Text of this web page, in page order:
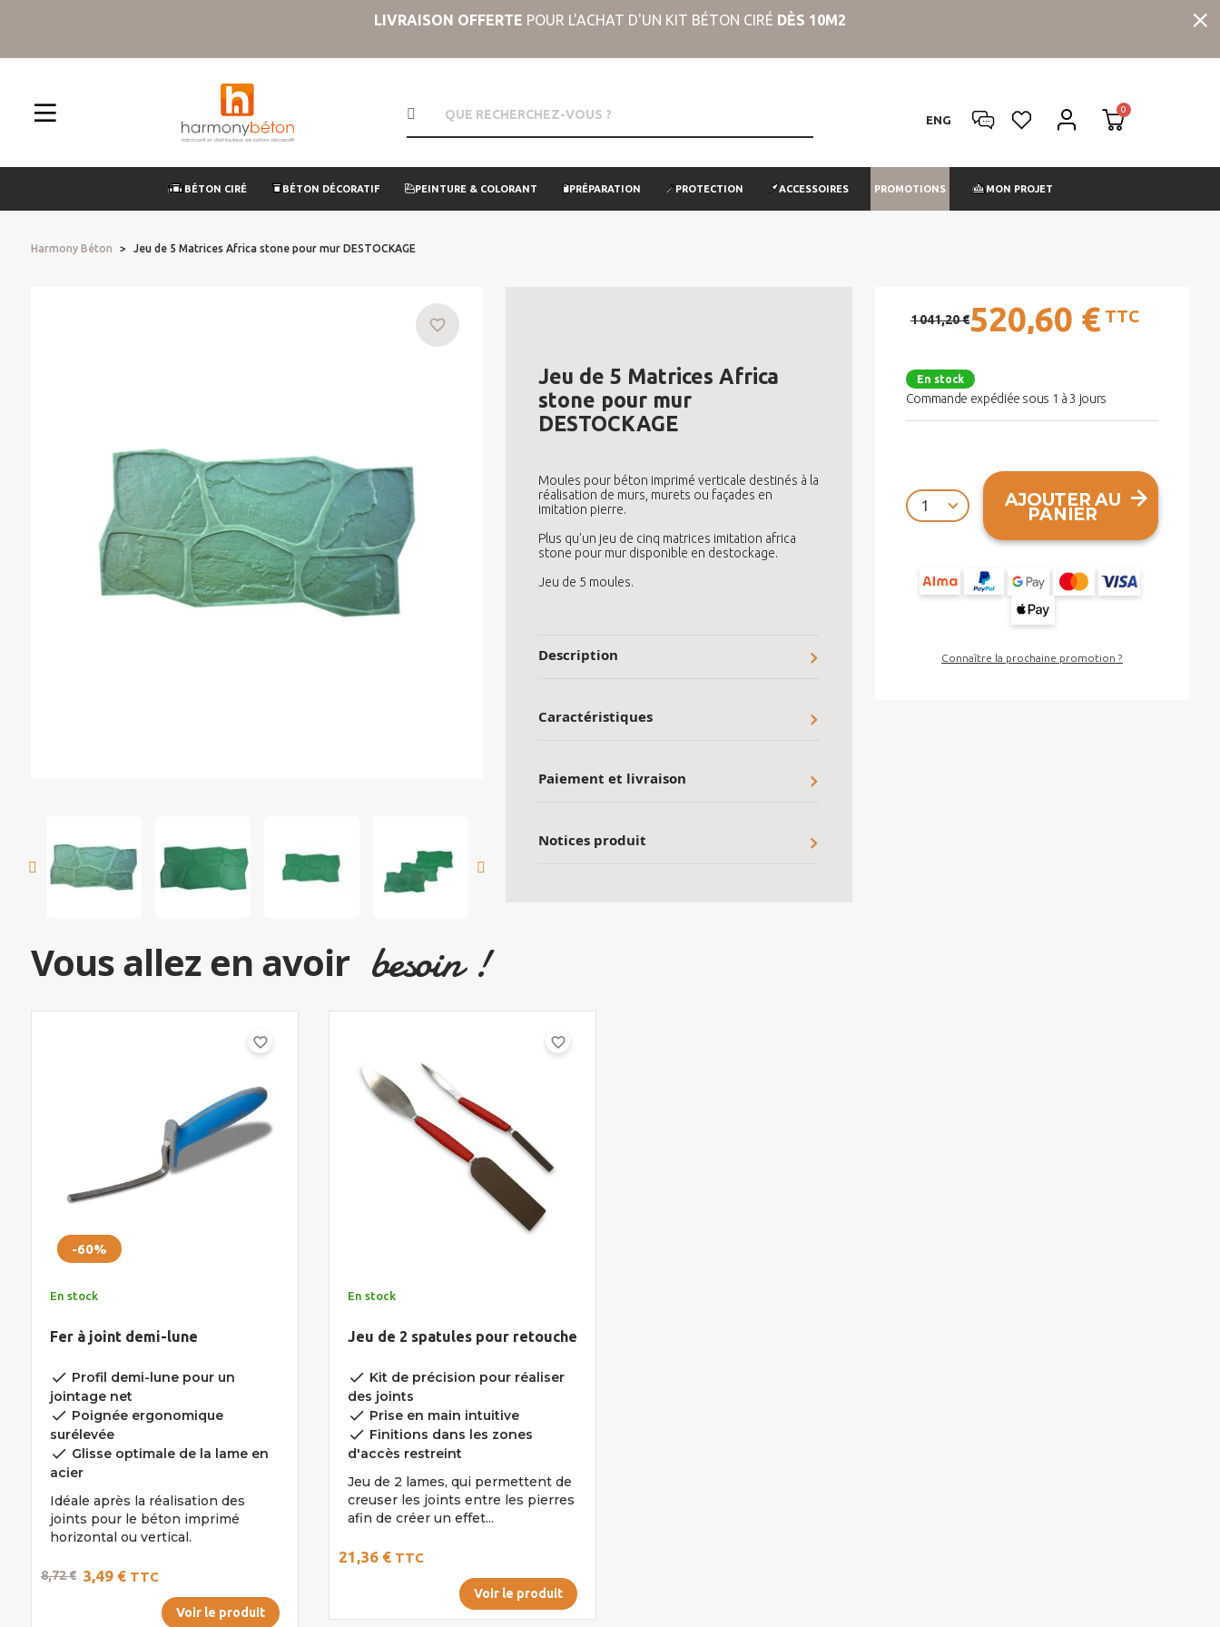
LIVRAISON OFFERTE POUR L'ACHAT D'UN KIT BÉTON CIRÉ DÈS 10M2
ENG
BÉTON CIRÉ BÉTON DÉCORATIF PEINTURE & COLORANT PRÉPARATION PROTECTION ACCESSOIRES PROMOTIONS MON PROJET
Harmony Béton Jeu de 5 Matrices Africa stone pour mur DESTOCKAGE
Jeu de 5 Matrices Africa
stone pour mur
DESTOCKAGE
Moules pour béton imprimé verticale destinés à la
réalisation de murs, murets ou façades en
imitation pierre.
Plus qu'un jeu de cinq matrices imitation africa
stone pour mur disponible en destockage.
Jeu de 5 moules.
Description
Caractéristiques
Paiement et livraison
Notices produit
1 041,20 €520,60 € TTC
En stock
Commande expédiée sous 1 à 3 jours
AJOUTER AU
PANIER
Connaître la prochaine promotion ?
favorite_border
Vous allez en avoir besoin !
-60%
favorite_border
En stock
Fer à joint demi-lune
done Profil demi-lune pour un
jointage net
done Poignée ergonomique
surélevée
done Glisse optimale de la lame en
acier
Idéale après la réalisation des
joints pour le béton imprimé
horizontal ou vertical.
3,49 € TTC
8,72 €
Voir le produit
favorite_border
En stock
Jeu de 2 spatules pour retouche
done Kit de précision pour réaliser
des joints
done Prise en main intuitive
done Finitions dans les zones
d'accès restreint
Jeu de 2 lames, qui permettent de
creuser les joints entre les pierres
afin de créer un effet...
21,36 € TTC
Voir le produit